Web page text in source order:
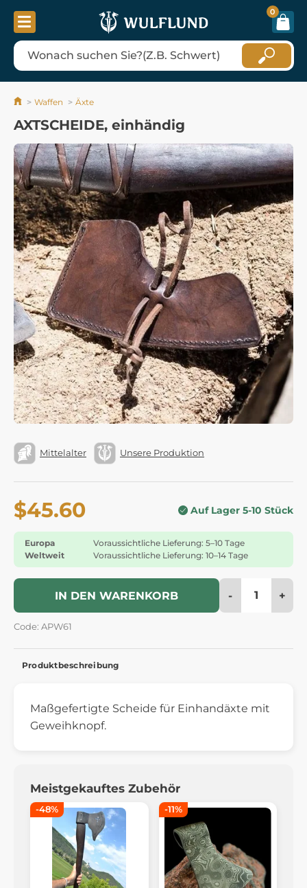
0
Waffen Äxte
AXTSCHEIDE, einhändig
Mittelalter Unsere Produktion
$45.60 Auf Lager 5-10 Stück
Europa
Voraussichtliche Lieferung: 5–10 Tage
Weltweit
Voraussichtliche Lieferung: 10–14 Tage
IN DEN WARENKORB - +
Code: APW61
Produktbeschreibung
Maßgefertigte Scheide für Einhandäxte mit
Geweihknopf.
Meistgekauftes Zubehör
-48% -11%